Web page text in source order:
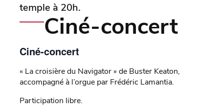
temple à 20h.
Ciné-concert
Ciné-concert
« La croisière du Navigator » de Buster Keaton,
accompagné à l’orgue par Frédéric Lamantia.
Participation libre.